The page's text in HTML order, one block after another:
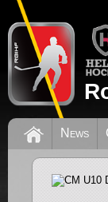
News
CM